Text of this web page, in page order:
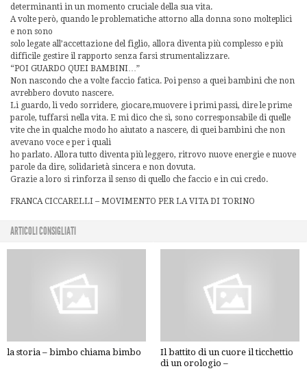
determinanti in un momento cruciale della sua vita.
A volte però, quando le problematiche attorno alla donna sono molteplici
e non sono
solo legate all’accettazione del figlio, allora diventa più complesso e più
difficile gestire il rapporto senza farsi strumentalizzare.
“POI GUARDO QUEI BAMBINI…”
Non nascondo che a volte faccio fatica. Poi penso a quei bambini che non
avrebbero dovuto nascere.
Li guardo, li vedo sorridere, giocare,muovere i primi passi, dire le prime
parole, tuffarsi nella vita. E mi dico che sì, sono corresponsabile di quelle
vite che in qualche modo ho aiutato a nascere, di quei bambini che non
avevano voce e per i quali
ho parlato. Allora tutto diventa più leggero, ritrovo nuove energie e nuove
parole da dire, solidarietà sincera e non dovuta.
Grazie a loro si rinforza il senso di quello che faccio e in cui credo.
FRANCA CICCARELLI – MOVIMENTO PER LA VITA DI TORINO
ARTICOLI CONSIGLIATI
la storia – bimbo chiama bimbo
Il battito di un cuore il ticchettio
di un orologio –